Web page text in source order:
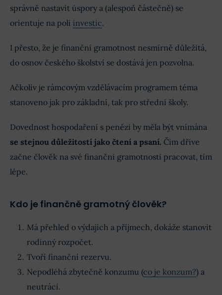
správně nastavit úspory a (alespoň částečně) se
orientuje na poli investic.
I přesto, že je finanční gramotnost nesmírně důležitá,
do osnov českého školství se dostává jen pozvolna.
Ačkoliv je rámcovým vzdělávacím programem téma
stanoveno jak pro základní, tak pro střední školy.
Dovednost hospodaření s penězi by měla být vnímána
se stejnou důležitostí jako čtení a psaní. Čím dříve
začne člověk na své finanční gramotnosti pracovat, tím
lépe.
Kdo je finančně gramotný člověk?
Má přehled o výdajích a příjmech, dokáže stanovit
rodinný rozpočet.
Tvoří finanční rezervu.
Nepodléhá zbytečně konzumu (co je konzum?) a
neutrácí.